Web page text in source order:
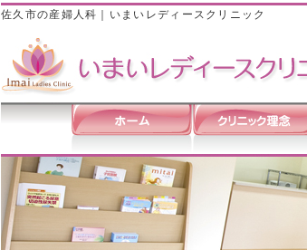
佐久市の産婦人科｜いまいレディースクリニック